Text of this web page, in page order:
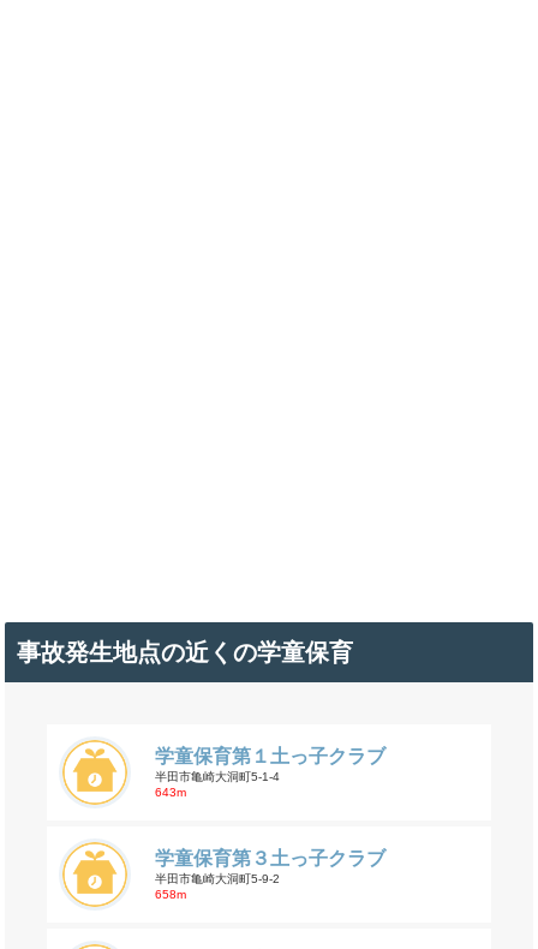
事故発生地点の近くの学童保育
学童保育第１土っ子クラブ
半田市亀崎大洞町5-1-4
643m
学童保育第３土っ子クラブ
半田市亀崎大洞町5-9-2
658m